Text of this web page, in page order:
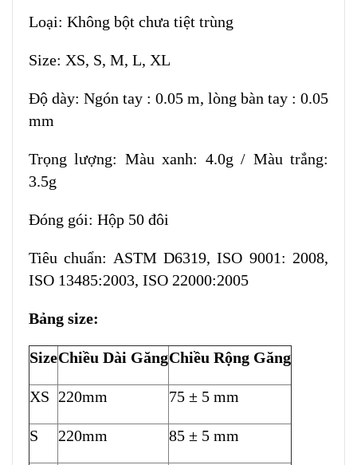
Loại: Không bột chưa tiệt trùng
Size: XS, S, M, L, XL
Độ dày: Ngón tay : 0.05 m, lòng bàn tay : 0.05
mm
Trọng lượng: Màu xanh: 4.0g / Màu trắng:
3.5g
Đóng gói: Hộp 50 đôi
Tiêu chuẩn: ASTM D6319, ISO 9001: 2008,
ISO 13485:2003, ISO 22000:2005
Bảng size:
SizeChiều Dài GăngChiều Rộng Găng
XS 220mm 75 ± 5 mm
S 220mm 85 ± 5 mm